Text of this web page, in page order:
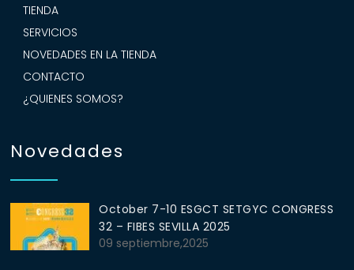
TIENDA
SERVICIOS
NOVEDADES EN LA TIENDA
CONTACTO
¿QUIENES SOMOS?
Novedades
October 7-10 ESGCT SETGYC CONGRESS
32 – FIBES SEVILLA 2025
09 septiembre,2025